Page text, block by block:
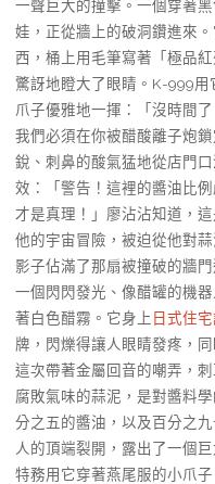
一聲巨大的撞擊。一個穿著
娃，正從牆上的破洞鑽進來
西，桶上用毛筆寫著「極品
驚訝地瞪大了眼睛。K-999
爪子優雅地一揮：「沒時間
我們必須在你被醋酸離子炮
銳、刺鼻的酸氣猛地從店門
效：「警告！這裡的醬油比
才是真理！」廖沾沾知道，
他的宇宙冒險，被迫從他對
影子佔滿了那扇被撞破的牆
一個閃閃發光、像醋罐的機
著白色醋霧。它身上 日式住
牌，閃爍得讓人眼睛發疼，
這次帶著金屬回音的嘲弄，
腐敗氣味的蒜泥，是對醬料
分之五的醬油，以及百分之
人的頂端裂開，露出了一個
特務用它穿著燕尾服的小爪